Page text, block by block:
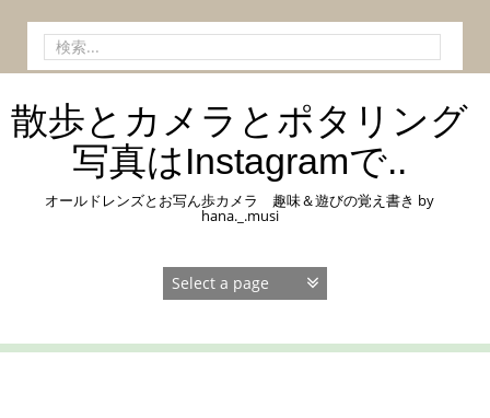
ン
へ
検
索:
散歩とカメラとポタリング
写真はInstagramで..
オールドレンズとお写ん歩カメラ 趣味＆遊びの覚え書き by
hana._.musi